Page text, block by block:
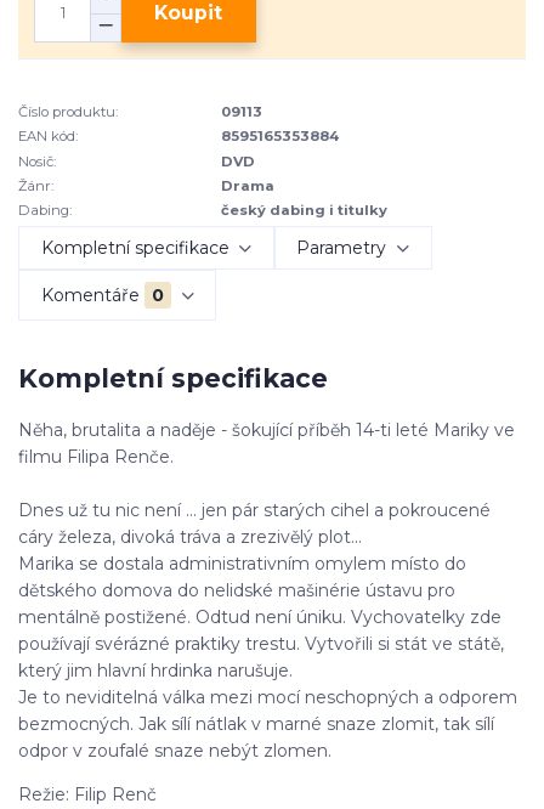
Koupit
Číslo produktu:
09113
EAN kód:
8595165353884
Nosič:
DVD
Žánr:
Drama
Dabing:
český dabing i titulky
Kompletní specifikace Parametry
Komentáře 0
Kompletní specifikace
Něha, brutalita a naděje - šokující příběh 14-ti leté Mariky ve
filmu Filipa Renče.
Dnes už tu nic není ... jen pár starých cihel a pokroucené
cáry železa, divoká tráva a zrezivělý plot...
Marika se dostala administrativním omylem místo do
dětského domova do nelidské mašinérie ústavu pro
mentálně postižené. Odtud není úniku. Vychovatelky zde
používají svérázné praktiky trestu. Vytvořili si stát ve státě,
který jim hlavní hrdinka narušuje.
Je to neviditelná válka mezi mocí neschopných a odporem
bezmocných. Jak sílí nátlak v marné snaze zlomit, tak sílí
odpor v zoufalé snaze nebýt zlomen.
Režie: Filip Renč